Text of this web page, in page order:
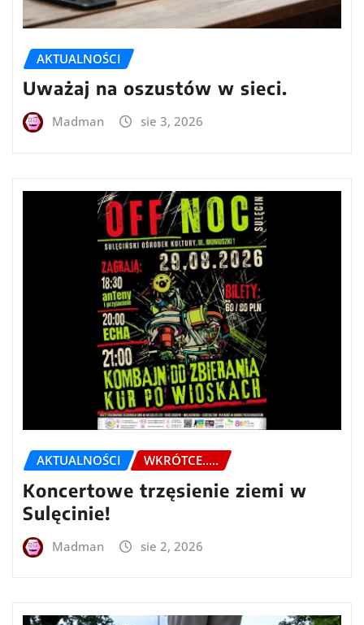
AKTUALNOŚCI
Uważaj na oszustów w sieci.
Madman sie 3, 2026
AKTUALNOŚCI WKRÓTCE.....
Koncertowe trzęsienie ziemi w
Sulęcinie!
Madman sie 2, 2026